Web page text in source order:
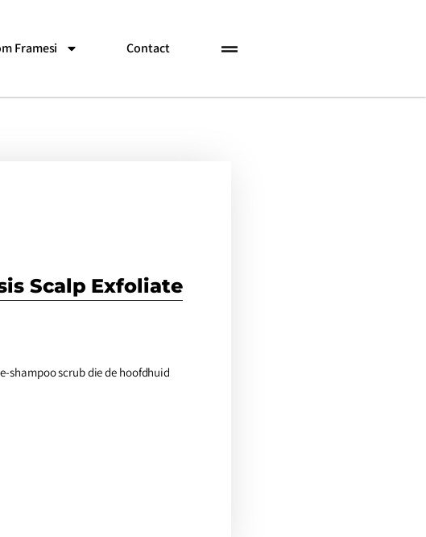
Framesi Contact
Scalp Exfoliate
shampoo scrub die de hoofdhuid